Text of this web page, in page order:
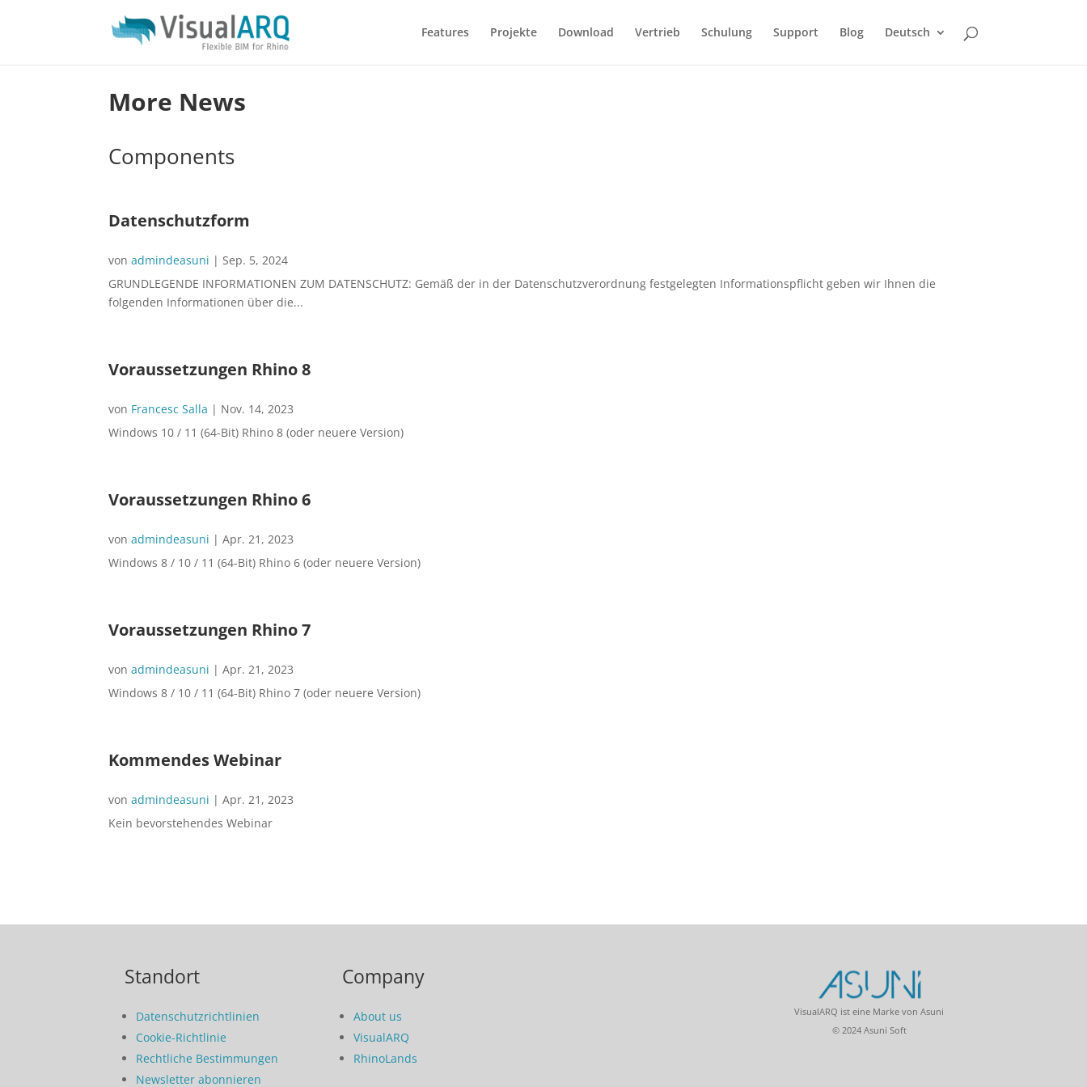
Features Projekte Download Vertrieb Schulung Support Blog Deutsch
More News
Components
Datenschutzform
vonadmindeasuni |Sep. 5, 2024
GRUNDLEGENDE INFORMATIONEN ZUM DATENSCHUTZ: Gemäß der in der Datenschutzverordnung festgelegten Informationspflicht geben wir Ihnen die
folgenden Informationen über die...
Voraussetzungen Rhino 8
von Francesc Salla | Nov. 14, 2023
Windows 10 / 11 (64-Bit) Rhino 8 (oder neuere Version)
Voraussetzungen Rhino 6
vonadmindeasuni |Apr. 21, 2023
Windows 8 / 10 / 11 (64-Bit) Rhino 6 (oder neuere Version)
Voraussetzungen Rhino 7
vonadmindeasuni |Apr. 21, 2023
Windows 8 / 10 / 11 (64-Bit) Rhino 7 (oder neuere Version)
Kommendes Webinar
vonadmindeasuni |Apr. 21, 2023
Kein bevorstehendes Webinar
Standort
Datenschutzrichtlinien
Cookie-Richtlinie
Rechtliche Bestimmungen
Newsletter abonnieren
Company
About us
VisualARQ
RhinoLands
VisualARQ ist eine Marke von Asuni
© 2024 Asuni Soft